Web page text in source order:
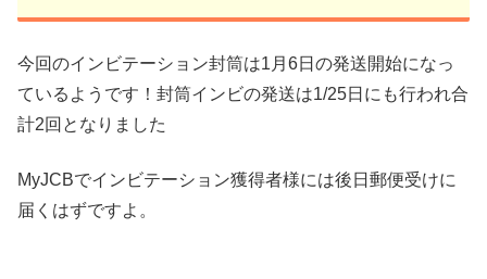
今回のインビテーション封筒は1月6日の発送開始になっ
ているようです！封筒インビの発送は1/25日にも行われ合
計2回となりました
MyJCBでインビテーション獲得者様には後日郵便受けに
届くはずですよ。